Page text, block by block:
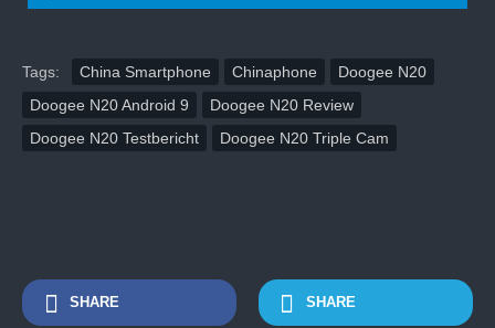
Tags: China Smartphone Chinaphone
Doogee N20
Doogee N20 Android 9
Doogee N20 Review
Doogee N20 Testbericht
Doogee N20 Triple Cam
SHARE SHARE